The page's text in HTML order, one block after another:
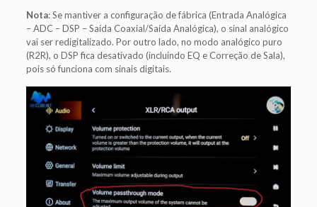
Nota: Se mantiver a configuração de fábrica (Entrada Analógica
– ADC – DSP – Saída Coaxial/Saída Analógica), o sinal analógico
vai ser redigitalizado. Por outro lado, no modo analógico puro
(R2R), o DSP fica desativado (incluindo EQ e Correção de Sala),
pois só funciona com sinais digitais.